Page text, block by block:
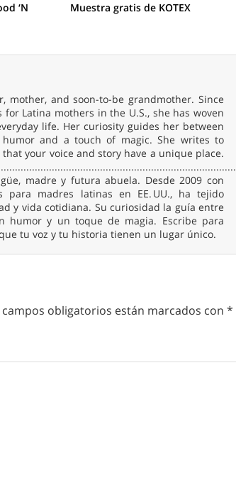
‘N
Muestra gratis de KOTEX
mother, and soon-to-be grandmother. Since
Latina mothers in the U.S., she has woven
life. Her curiosity guides her between
and a touch of magic. She writes to
your voice and story have a unique place.
madre y futura abuela. Desde 2009 con
para madres latinas en EE. UU., ha tejido
y vida cotidiana. Su curiosidad la guía entre
humor y un toque de magia. Escribe para
tu voz y tu historia tienen un lugar único.
campos obligatorios están marcados con *